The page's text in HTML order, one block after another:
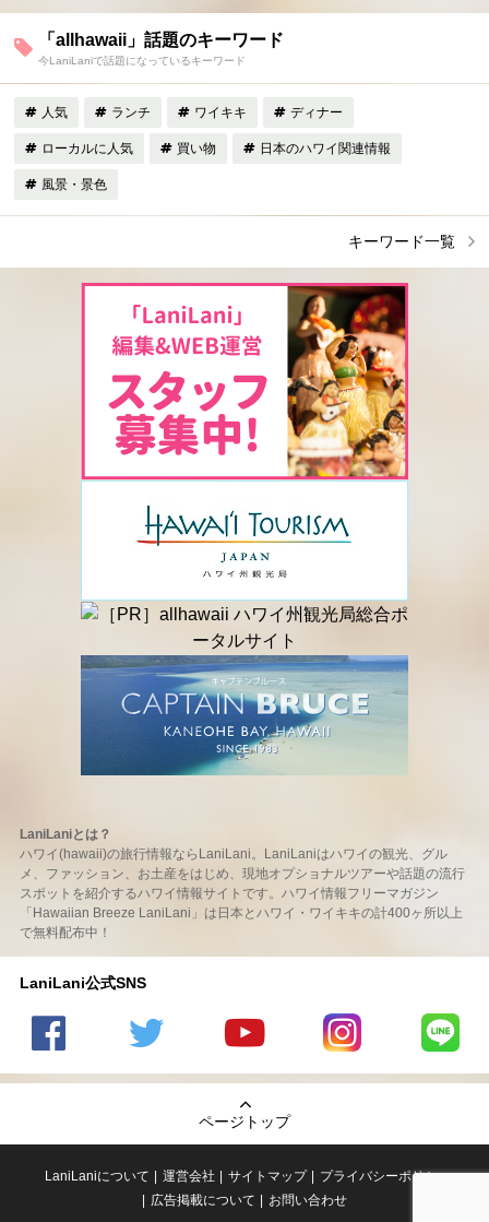
「allhawaii」話題のキーワード
今LaniLaniで話題になっているキーワード
人気 ランチ ワイキキ ディナー
ローカルに人気 買い物 日本のハワイ関連情報
風景・景色
キーワード一覧
LaniLaniとは？
ハワイ(hawaii)の旅行情報ならLaniLani。LaniLaniはハワイの観光、グル
メ、ファッション、お土産をはじめ、現地オプショナルツアーや話題の流行
スポットを紹介するハワイ情報サイトです。ハワイ情報フリーマガジン
「Hawaiian Breeze LaniLani」は日本とハワイ・ワイキキの計400ヶ所以上
で無料配布中！
LaniLani公式SNS
の
のtwitter
の
Youtube
チャンネ
LaniLani
LaniLani
ページトップ
LaniLaniについて 運営会社 サイトマップ
プライバシーポリシー
広告掲載について
お問い合わせ